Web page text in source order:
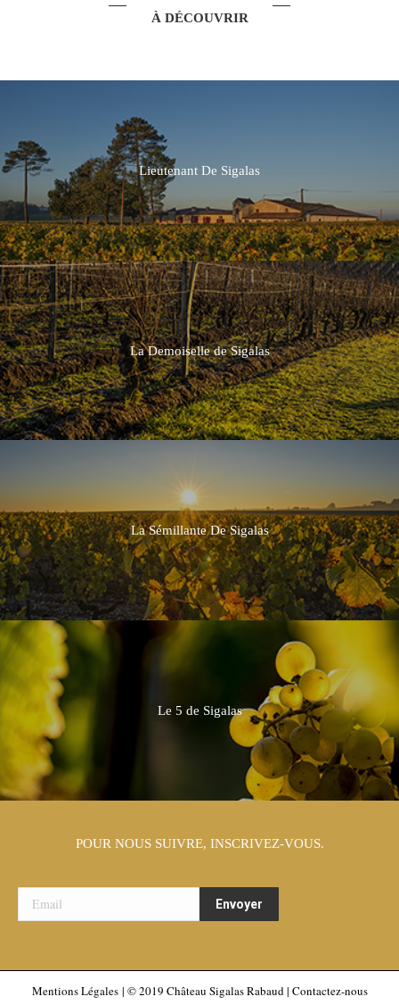
À DÉCOUVRIR
Lieutenant De Sigalas
La Demoiselle de Sigalas
La Sémillante De Sigalas
Le 5 de Sigalas
POUR NOUS SUIVRE, INSCRIVEZ-VOUS.
Mentions Légales| © 2019 Château Sigalas Rabaud | Contactez-nous